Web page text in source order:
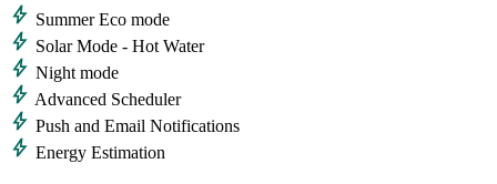
bolt Summer Eco mode
bolt Solar Mode - Hot Water
bolt Night mode
bolt Advanced Scheduler
bolt Push and Email Notifications
bolt Energy Estimation